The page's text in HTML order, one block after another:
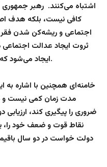
اشتباه می‌کنند. رهبر جمهوری
کافی نیست، بلکه هدف
اجتماعی و ریشه‌کن شدن فقر
ثروت ایجاد عدالت اجتماعی
ایجاد می‌شود که طبقات ضعیف مشکلات جدی دارند.
خامنه‌ای همچنین با اشاره به
مدت زمان کمی نیست و
ضروری را پیگیری کند،
نقاط قوت و ضعف خود را،
دولت خواست در دو سال